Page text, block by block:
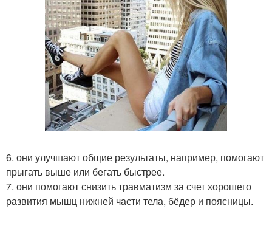
6. они улучшают общие результаты, например, помогают
прыгать выше или бегать быстрее.
7. они помогают снизить травматизм за счет хорошего
развития мышц нижней части тела, бёдер и поясницы.